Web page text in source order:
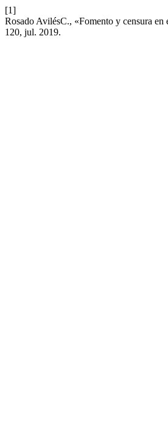
[1]
Rosado AvilésC., «Fomento y censura
120, jul. 2019.